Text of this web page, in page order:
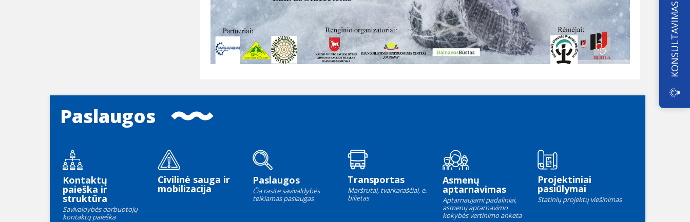
Paslaugos
Kontaktų
paieška ir
struktūra
Savivaldybės darbuotojų
kontaktų paieška
Civilinė sauga ir
mobilizacija
Paslaugos
Čia rasite savivaldybės
teikiamas paslaugas
Transportas
Maršrutai, tvarkaraščiai, e.
bilietas
Asmenų
aptarnavimas
Aptarnaujami padaliniai,
asmenų aptarnavimo
kokybės vertinimo anketa
Projektiniai
pasiūlymai
Statinių projektų viešinimas
KONSULTAVIMAS